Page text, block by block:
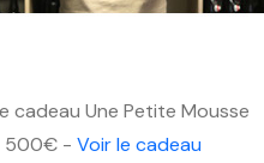
cadeau Une Petite Mousse
500€ - Voir le cadeau